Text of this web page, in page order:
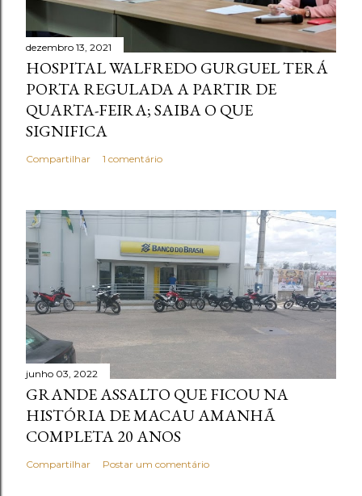
dezembro 13, 2021
HOSPITAL WALFREDO GURGUEL TERÁ
PORTA REGULADA A PARTIR DE
QUARTA-FEIRA; SAIBA O QUE
SIGNIFICA
Compartilhar 1 comentário
junho 03, 2022
GRANDE ASSALTO QUE FICOU NA
HISTÓRIA DE MACAU AMANHÃ
COMPLETA 20 ANOS
Compartilhar Postar um comentário